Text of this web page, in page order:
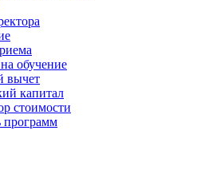
обучение
вычет
капитал
стоимости
программ